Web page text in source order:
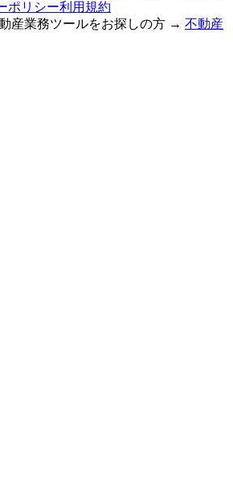
ポリシー利用規約
産業務ツールをお探しの方 → 不動産